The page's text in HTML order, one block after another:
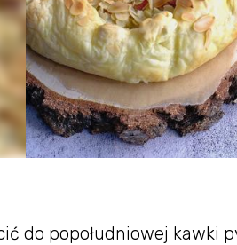
do popołudniowej kawki